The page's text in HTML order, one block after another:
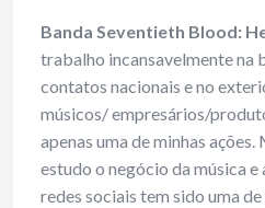
Banda Seventieth Blood:
trabalho incansavelmente na
contatos nacionais e no
músicos/ empresários/
apenas uma de minhas
estudo o negócio da música
redes sociais tem sido uma